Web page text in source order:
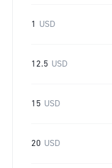
1 USD
12.5 USD
15 USD
20 USD